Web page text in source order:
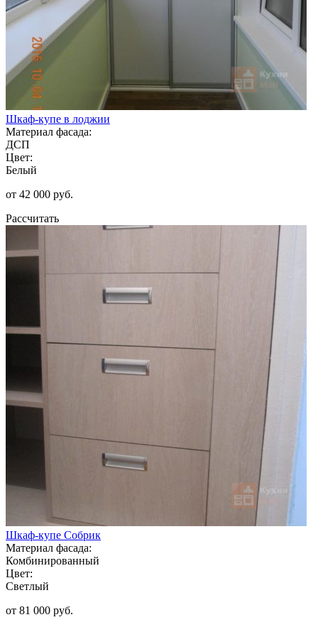
Шкаф-купе в лоджии
Материал фасада:
ДСП
Цвет:
Белый
от 42 000 руб.
Рассчитать
Шкаф-купе Собрик
Материал фасада:
Комбинированный
Цвет:
Светлый
от 81 000 руб.